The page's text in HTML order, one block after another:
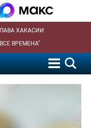
ХАКАСИИ
ВРЕМЕНА"